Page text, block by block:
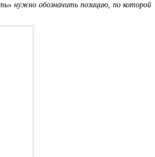
нужно обозначить позицию, по которой